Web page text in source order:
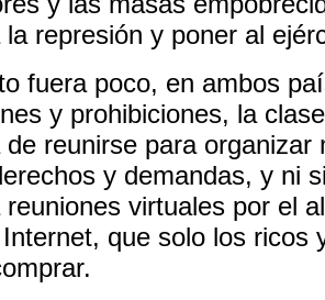
la represión y poner al
fuera poco, en ambos
y prohibiciones, la
de reunirse para organizar
y demandas, y ni
reuniones virtuales por el
que solo los ricos